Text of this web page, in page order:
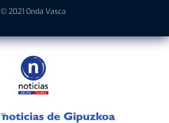
© 2021 Onda Vasca